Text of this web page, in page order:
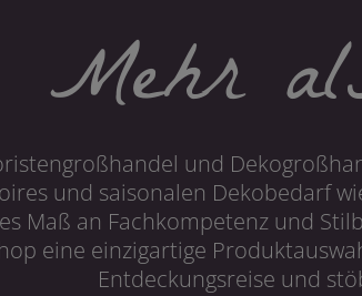
Mehr
und
und saisonalen Dekobedarf
Maß an Fachkompetenz und
eine einzigartige
Entdeckungsreise und